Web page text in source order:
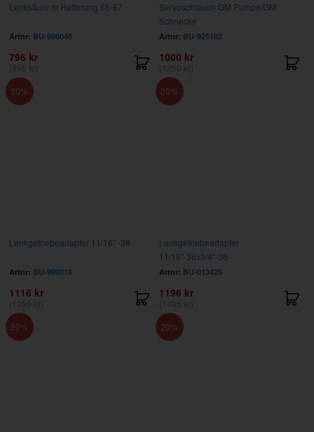
Lenksäule m Halterung 65-67
Artnr: BU-990040
796 kr
Servoschlauch GM Pumpe/GM
Schnecke
Artnr: BU-925103
1000 kr
20
Lenkgetriebeadapter 11/16" -36
Artnr: BU-990016
1116 kr
20
Lenkgetriebeadapter
11/16"-36x3/4"-36
Artnr: BU-013425
1196 kr
20
20